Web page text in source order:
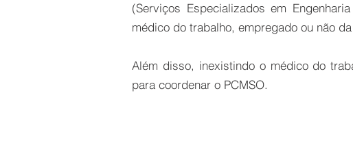
(Serviços Especializados em
médico do trabalho, empregado ou não
Além disso, inexistindo o médico do
para coordenar o PCMSO.